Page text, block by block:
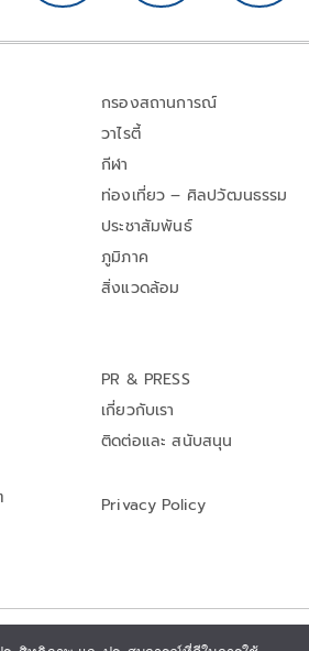
กรองสถานการณ์
วาไรตี้
กีฬา
ท่องเที่ยว – ศิลปวัฒนธรรม
ประชาสัมพันธ์
ภูมิภาค
สิ่งแวดล้อม
PR & PRESS
เกี่ยวกับเรา
ติดต่อและ สนับสนุน
Privacy Policy